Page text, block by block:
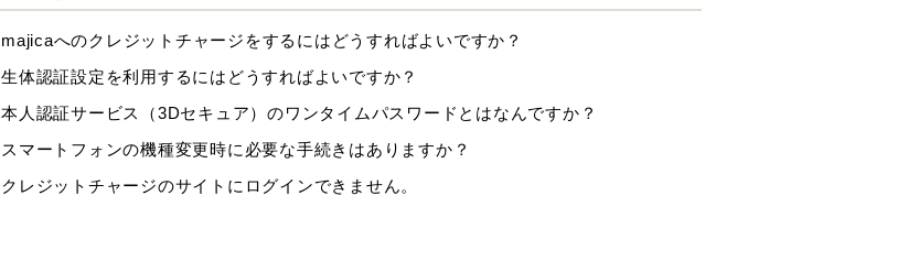
majicaへのクレジットチャージをするにはどうすればよいですか？
生体認証設定を利用するにはどうすればよいですか？
本人認証サービス（3Dセキュア）のワンタイムパスワードとはなんですか？
スマートフォンの機種変更時に必要な手続きはありますか？
クレジットチャージのサイトにログインできません。